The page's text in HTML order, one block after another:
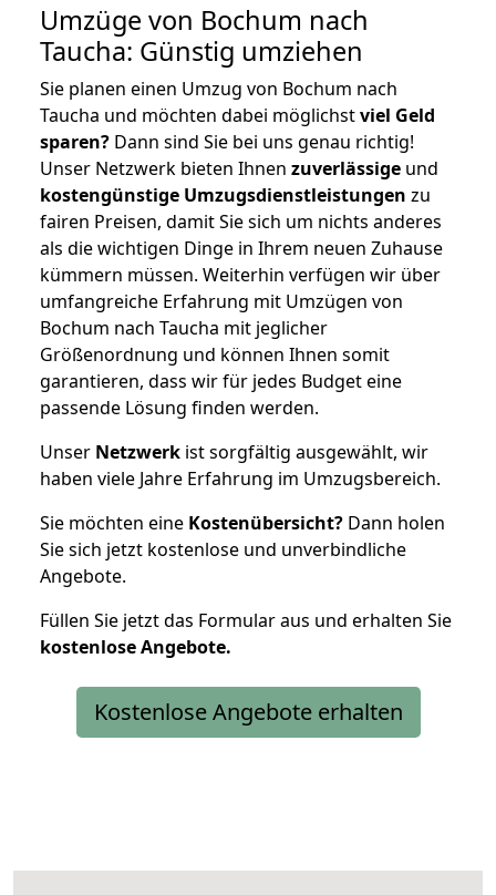
Umzüge von Bochum nach
Taucha: Günstig umziehen
Sie planen einen Umzug von Bochum nach
Taucha und möchten dabei möglichstviel Geld
sparen? Dann sind Sie bei uns genau richtig!
Unser Netzwerk bieten Ihnen zuverlässige und
kostengünstige Umzugsdienstleistungen zu
fairen Preisen, damit Sie sich um nichts anderes
als die wichtigen Dinge in Ihrem neuen Zuhause
kümmern müssen. Weiterhin verfügen wir über
umfangreiche Erfahrung mit Umzügen von
Bochum nach Taucha mit jeglicher
Größenordnung und können Ihnen somit
garantieren, dass wir für jedes Budget eine
passende Lösung finden werden.
Unser Netzwerk ist sorgfältig ausgewählt, wir
haben viele Jahre Erfahrung im Umzugsbereich.
Sie möchten eine Kostenübersicht? Dann holen
Sie sich jetzt kostenlose und unverbindliche
Angebote.
Füllen Sie jetzt das Formular aus und erhalten Sie
kostenloseAngebote.
Kostenlose Angebote erhalten